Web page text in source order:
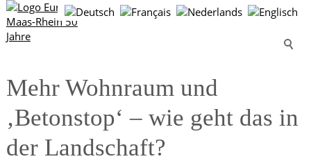
Mehr Wohnraum und
‚Betonstop‘ – wie geht das in
der Landschaft?